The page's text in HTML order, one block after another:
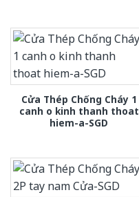
Cửa Thép Chống Cháy 1
canh o kinh thanh thoat
hiem-a-SGD